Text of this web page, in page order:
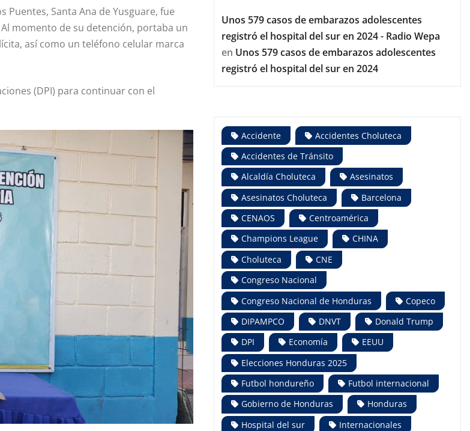
Puentes, Santa Ana de Yusguare, fue
momento de su detención, portaba un
así como un teléfono celular marca
(DPI) para continuar con el
Unos 579 casos de embarazos adolescentes
registró el hospital del sur en 2024 - Radio Wepa
en Unos 579 casos de embarazos adolescentes
registró el hospital del sur en 2024
Accidente
Accidentes Choluteca
Accidentes de Tránsito
Alcaldía Choluteca
Asesinatos
Asesinatos Choluteca
Barcelona
CENAOS
Centroamérica
Champions League
CHINA
Choluteca
CNE
Congreso Nacional
Congreso Nacional de Honduras
Copeco
DIPAMPCO
DNVT
Donald Trump
DPI
Economía
EEUU
Elecciones Honduras 2025
Futbol hondureño
Futbol internacional
Gobierno de Honduras
Honduras
Hospital del sur
Internacionales